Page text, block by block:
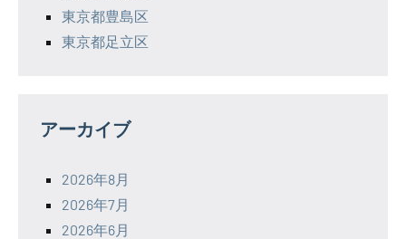
東京都豊島区
東京都足立区
アーカイブ
2026年8月
2026年7月
2026年6月